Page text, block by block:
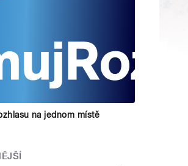
na jednom místě